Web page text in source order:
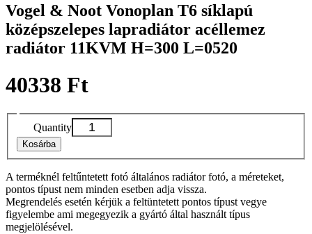
Vogel & Noot Vonoplan T6 síklapú
középszelepes lapradiátor acéllemez
radiátor 11KVM H=300 L=0520
40338 Ft
Quantity
Kosárba
A terméknél feltűntetett fotó általános radiátor fotó, a méreteket,
pontos típust nem minden esetben adja vissza.
Megrendelés esetén kérjük a feltüntetett pontos típust vegye
figyelembe ami megegyezik a gyártó által használt típus
megjelölésével.